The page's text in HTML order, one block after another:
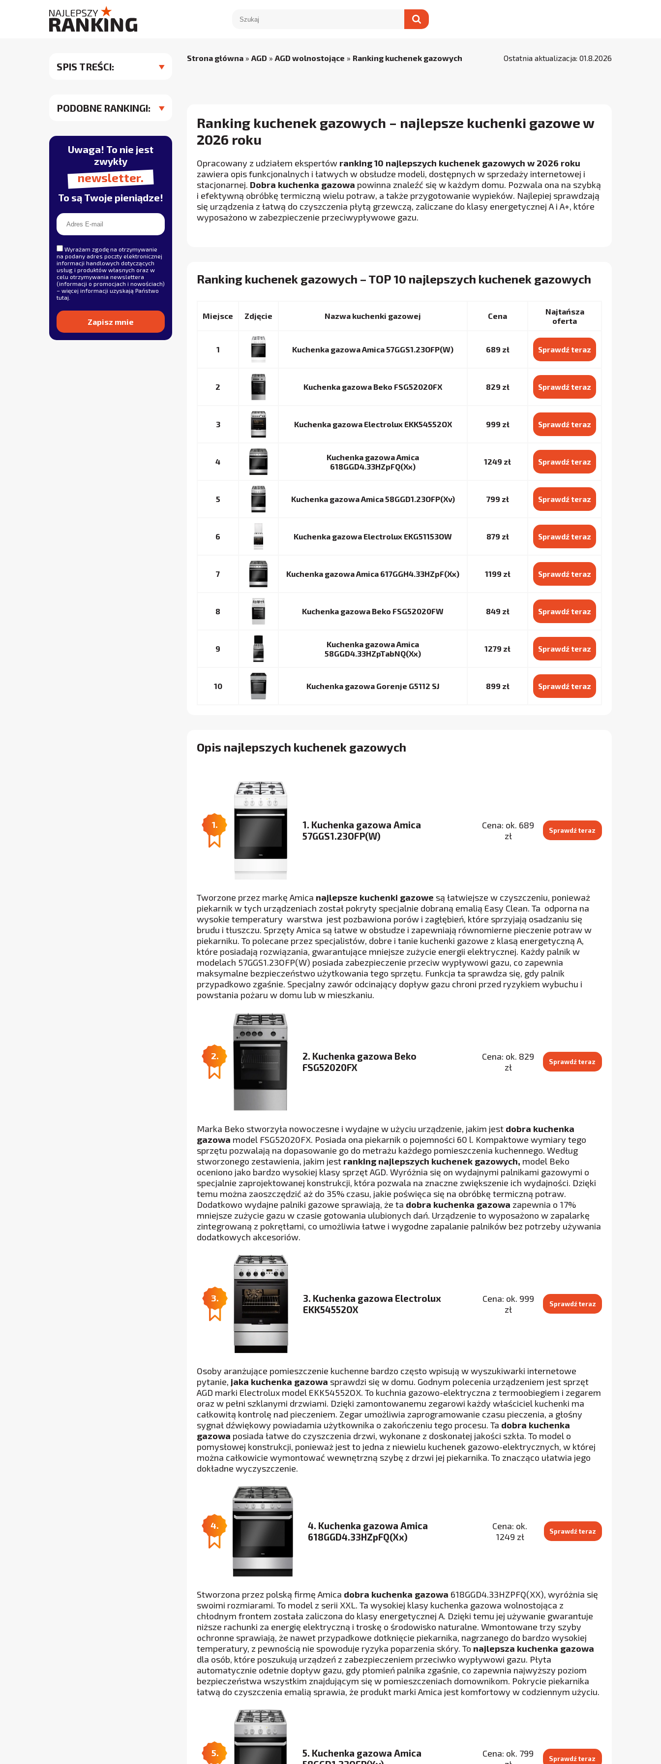
SPIS TREŚCI:
PODOBNE RANKINGI:
Uwaga! To nie jest
zwykły
newsletter.
To są Twoje pieniądze!
Wyrażam zgodę na otrzymywanie
na podany adres poczty elektronicznej
informacji handlowych dotyczących
usług i produktów własnych oraz w
celu otrzymywania newslettera
(informacji o promocjach i nowościach)
– więcej informacji uzyskają Państwo
tutaj
Strona główna » AGD » AGD wolnostojące » Ranking kuchenek gazowych Ostatnia aktualizacja: 01.8.2026
Ranking kuchenek gazowych – najlepsze kuchenki gazowe w
2026 roku
Opracowany z udziałem ekspertów ranking 10 najlepszych kuchenek gazowych w 2026 roku
zawiera opis funkcjonalnych i łatwych w obsłudze modeli, dostępnych w sprzedaży internetowej i
stacjonarnej. Dobra kuchenka gazowa powinna znaleźć się w każdym domu. Pozwala ona na szybką
i efektywną obróbkę termiczną wielu potraw, a także przygotowanie wypieków. Najlepiej sprawdzają
się urządzenia z łatwą do czyszczenia płytą grzewczą, zaliczane do klasy energetycznej A i A+, które
wyposażono w zabezpieczenie przeciwypływowe gazu.
Ranking kuchenek gazowych – TOP 10 najlepszych kuchenek gazowych
Miejsce Nazwa kuchenki gazowej Cena
Najtańsza
oferta
1 Kuchenka gazowa Amica 57GGS1.23OFP(W) 689 zł Sprawdź teraz
2 Kuchenka gazowa Beko FSG52020FX 829 zł Sprawdź teraz
3 Kuchenka gazowa Electrolux EKK54552OX 999 zł Sprawdź teraz
4
Kuchenka gazowa Amica
618GGD4.33HZpFQ(Xx)
1249 zł Sprawdź teraz
5 Kuchenka gazowa Amica 58GGD1.23OFP(Xv) 799 zł Sprawdź teraz
6 Kuchenka gazowa Electrolux EKG51153OW 879 zł Sprawdź teraz
7 Kuchenka gazowa Amica 617GGH4.33HZpF(Xx) 1199 zł Sprawdź teraz
8 Kuchenka gazowa Beko FSG52020FW 849 zł Sprawdź teraz
9
Kuchenka gazowa Amica
58GGD4.33HZpTabNQ(Xx)
1279 zł Sprawdź teraz
10 Kuchenka gazowa Gorenje G5112 SJ 899 zł Sprawdź teraz
Opis najlepszych kuchenek gazowych
1.
1. Kuchenka gazowa Amica
57GGS1.23OFP(W)
Cena: ok. 689
zł
Sprawdź teraz
Tworzone przez markę Amica najlepsze kuchenki gazowe są łatwiejsze w czyszczeniu, ponieważ
piekarnik w tych urządzeniach został pokryty specjalnie dobraną emalią Easy Clean. Ta odporna na
wysokie temperatury warstwa jest pozbawiona porów i zagłębień, które sprzyjają osadzaniu się
brudu i tłuszczu. Sprzęty Amica są łatwe w obsłudze i zapewniają równomierne pieczenie potraw w
piekarniku. To polecane przez specjalistów, dobre i tanie kuchenki gazowe z klasą energetyczną A,
które posiadają rozwiązania, gwarantujące mniejsze zużycie energii elektrycznej. Każdy palnik w
modelach 57GGS1.23OFP(W) posiada zabezpieczenie przeciw wypływowi gazu, co zapewnia
maksymalne bezpieczeństwo użytkowania tego sprzętu. Funkcja ta sprawdza się, gdy palnik
przypadkowo zgaśnie. Specjalny zawór odcinający dopływ gazu chroni przed ryzykiem wybuchu i
powstania pożaru w domu lub w mieszkaniu.
2.
2. Kuchenka gazowa Beko
FSG52020FX
Cena: ok. 829
zł
Sprawdź teraz
Marka Beko stworzyła nowoczesne i wydajne w użyciu urządzenie, jakim jest dobra kuchenka
gazowa model FSG52020FX. Posiada ona piekarnik o pojemności 60 l. Kompaktowe wymiary tego
sprzętu pozwalają na dopasowanie go do metrażu każdego pomieszczenia kuchennego. Według
stworzonego zestawienia, jakim jest ranking najlepszych kuchenek gazowych, model Beko
oceniono jako bardzo wysokiej klasy sprzęt AGD. Wyróżnia się on wydajnymi palnikami gazowymi o
specjalnie zaprojektowanej konstrukcji, która pozwala na znaczne zwiększenie ich wydajności. Dzięki
temu można zaoszczędzić aż do 35% czasu, jakie poświęca się na obróbkę termiczną potraw.
Dodatkowo wydajne palniki gazowe sprawiają, że ta dobra kuchenka gazowa zapewnia o 17%
mniejsze zużycie gazu w czasie gotowania ulubionych dań. Urządzenie to wyposażono w zapalarkę
zintegrowaną z pokrętłami, co umożliwia łatwe i wygodne zapalanie palników bez potrzeby używania
dodatkowych akcesoriów.
3.
3. Kuchenka gazowa Electrolux
EKK54552OX
Cena: ok. 999
zł
Sprawdź teraz
Osoby aranżujące pomieszczenie kuchenne bardzo często wpisują w wyszukiwarki internetowe
pytanie, jaka kuchenka gazowa sprawdzi się w domu. Godnym polecenia urządzeniem jest sprzęt
AGD marki Electrolux model EKK54552OX. To kuchnia gazowo-elektryczna z termoobiegiem i zegarem
oraz w pełni szklanymi drzwiami. Dzięki zamontowanemu zegarowi każdy właściciel kuchenki ma
całkowitą kontrolę nad pieczeniem. Zegar umożliwia zaprogramowanie czasu pieczenia, a głośny
sygnał dźwiękowy powiadamia użytkownika o zakończeniu tego procesu. Ta dobra kuchenka
gazowa posiada łatwe do czyszczenia drzwi, wykonane z doskonałej jakości szkła. To model o
pomysłowej konstrukcji, ponieważ jest to jedna z niewielu kuchenek gazowo-elektrycznych, w której
można całkowicie wymontować wewnętrzną szybę z drzwi jej piekarnika. To znacząco ułatwia jego
dokładne wyczyszczenie.
4.
4. Kuchenka gazowa Amica
618GGD4.33HZpFQ(Xx)
Cena: ok.
1249 zł
Sprawdź teraz
Stworzona przez polską firmę Amica dobra kuchenka gazowa 618GGD4.33HZPFQ(XX), wyróżnia się
swoimi rozmiarami. To model z serii XXL. Ta wysokiej klasy kuchenka gazowa wolnostojąca z
chłodnym frontem została zaliczona do klasy energetycznej A. Dzięki temu jej używanie gwarantuje
niższe rachunki za energię elektryczną i troskę o środowisko naturalne. Wmontowane trzy szyby
ochronne sprawiają, że nawet przypadkowe dotknięcie piekarnika, nagrzanego do bardzo wysokiej
temperatury, z pewnością nie spowoduje ryzyka poparzenia skóry. To najlepsza kuchenka gazowa
dla osób, które poszukują urządzeń z zabezpieczeniem przeciwko wypływowi gazu. Płyta
automatycznie odetnie dopływ gazu, gdy płomień palnika zgaśnie, co zapewnia najwyższy poziom
bezpieczeństwa wszystkim znajdującym się w pomieszczeniach domownikom. Pokrycie piekarnika
łatwą do czyszczenia emalią sprawia, że produkt marki Amica jest komfortowy w codziennym użyciu.
5.
5. Kuchenka gazowa Amica
Cena: ok. 799
Sprawdź teraz